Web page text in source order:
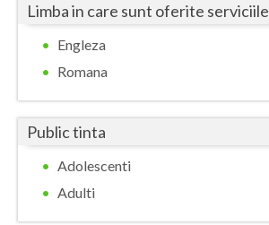
Limba in care sunt oferite serviciile
Engleza
Romana
Public tinta
Adolescenti
Adulti